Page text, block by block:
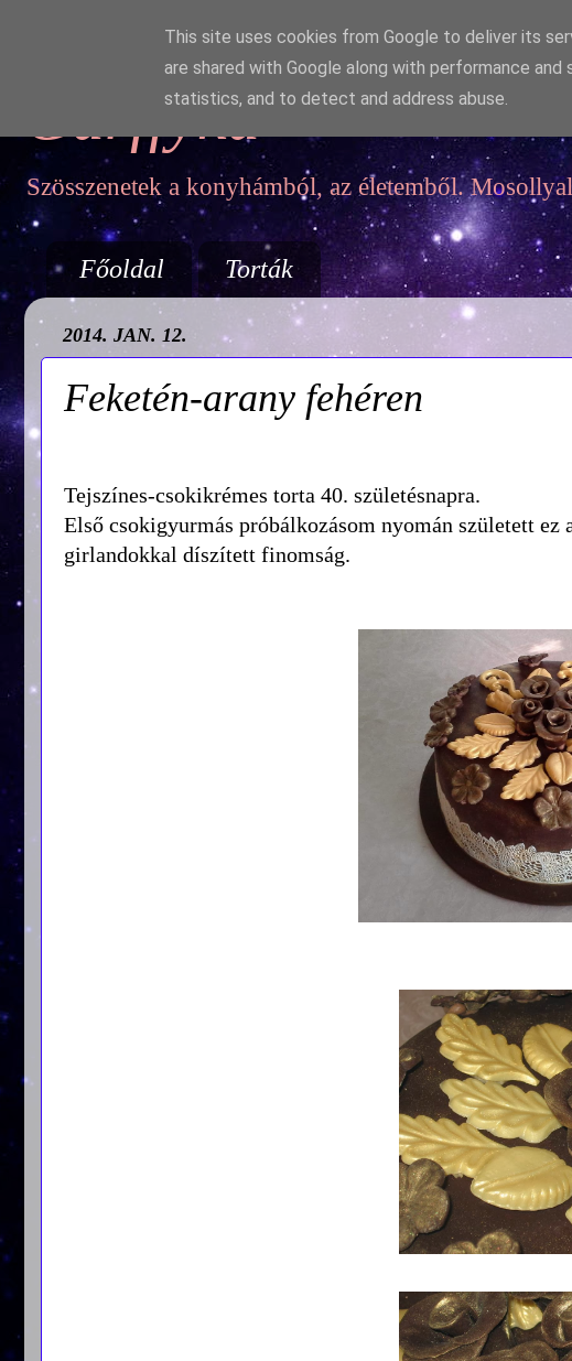
Garffyka
Szösszenetek a konyhámból, az életemből.
Főoldal Torták
2014. JAN. 12.
Feketén-arany fehéren
Tejszínes-csokikrémes torta 40. születésnapra.
Első csokigyurmás próbálkozásom nyomán született
girlandokkal díszített finomság.
This site uses cookies from Google to deliver its
are shared with Google along with performance
statistics, and to detect and address abuse.